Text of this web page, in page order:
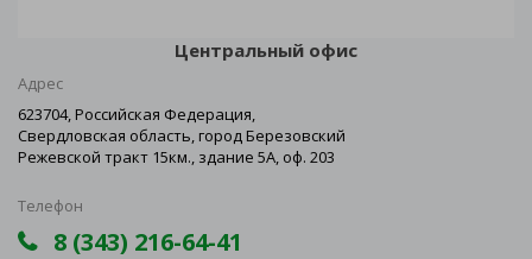
Центральный офис
Адрес
623704, Российская Федерация,
Свердловская область, город Березовский
Режевской тракт 15км., здание 5А, оф. 203
Телефон
8 (343) 216-64-41